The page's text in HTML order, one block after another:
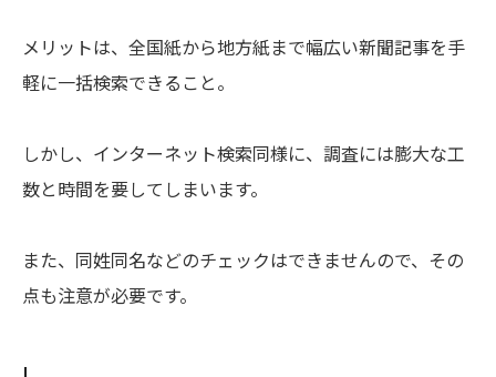
メリットは、全国紙から地方紙まで幅広い新聞記事を手
軽に一括検索できること。
しかし、インターネット検索同様に、調査には膨大な工
数と時間を要してしまいます。
また、同姓同名などのチェックはできませんので、その
点も注意が必要です。